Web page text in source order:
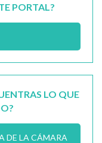
PORTAL?
LO QUE
DE LA CÁMARA